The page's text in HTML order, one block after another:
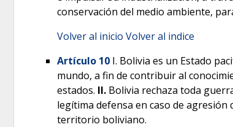
conservación del medio ambiente,
Volver al inicio Volver al indice
Artículo 10 I. Bolivia es un Estado
mundo, a fin de contribuir al
estados. II. Bolivia rechaza toda
legítima defensa en caso de
territorio boliviano.